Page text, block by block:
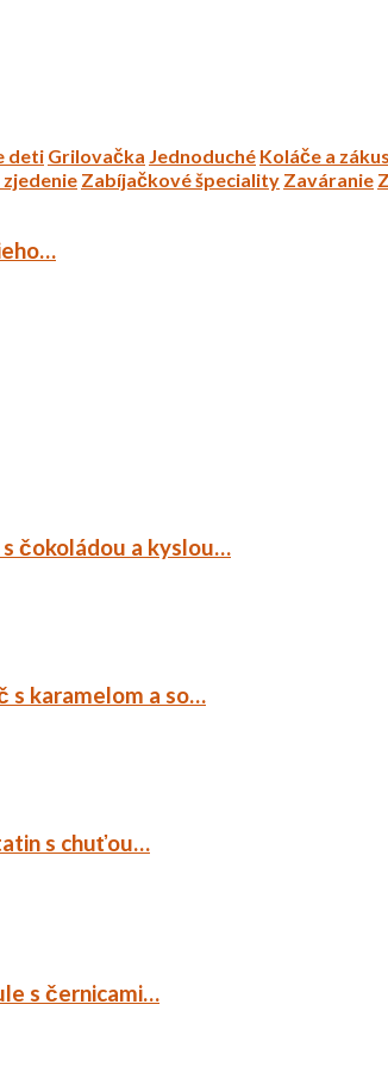
deti Grilovačka Jednoduché Koláče a
Zabíjačkové špeciality Zaváranie
čokoládou a kyslou…
s karamelom a so…
s chuťou…
s černicami…